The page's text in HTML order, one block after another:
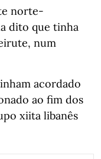
norte-
dito que tinha
num
acordado
ao fim dos
xiita libanês